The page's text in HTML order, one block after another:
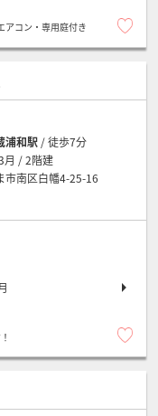
コン・専用庭付き
浦和駅 / 徒歩7分
月 / 2階建
市南区白幡4-25-16